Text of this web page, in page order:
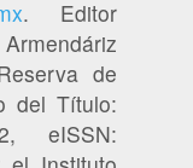
. Editor
de
del Título:
eISSN: